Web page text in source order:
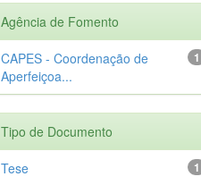
Agência de Fomento
1
CAPES - Coordenação de
Aperfeiçoa...
Tipo de Documento
1
Tese